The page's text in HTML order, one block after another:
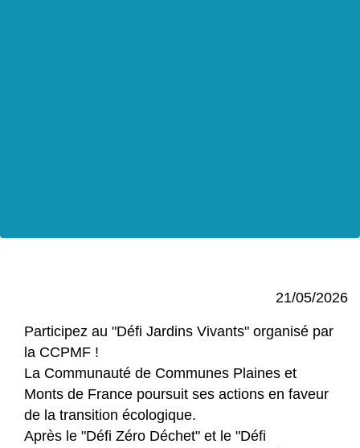
21/05/2026
Participez au "Défi Jardins Vivants" organisé par
la CCPMF !
La Communauté de Communes Plaines et
Monts de France poursuit ses actions en faveur
de la transition écologique.
Après le "Défi Zéro Déchet" et le "Défi